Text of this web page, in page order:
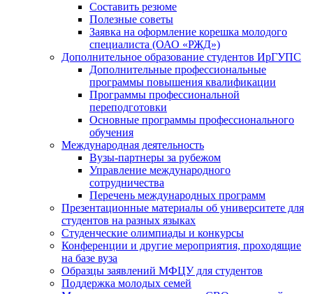
Составить резюме
Полезные советы
Заявка на оформление корешка молодого
специалиста (ОАО «РЖД»)
Дополнительное образование студентов ИрГУПС
Дополнительные профессиональные
программы повышения квалификации
Программы профессиональной
переподготовки
Основные программы профессионального
обучения
Международная деятельность
Вузы-партнеры за рубежом
Управление международного
сотрудничества
Перечень международных программ
Презентационные материалы об университете для
студентов на разных языках
Студенческие олимпиады и конкурсы
Конференции и другие мероприятия, проходящие
на базе вуза
Образцы заявлений МФЦУ для студентов
Поддержка молодых семей